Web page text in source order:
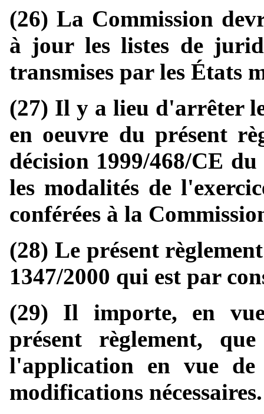
(26) La Commission
à jour les listes de
transmises par les États
(27) Il y a lieu d'arrêter
en oeuvre du présent
décision 1999/468/CE
les modalités de
conférées à la
(28) Le présent
1347/2000 qui est par
(29) Il importe, en
présent règlement,
l'application en vue de
modifications nécessaires.